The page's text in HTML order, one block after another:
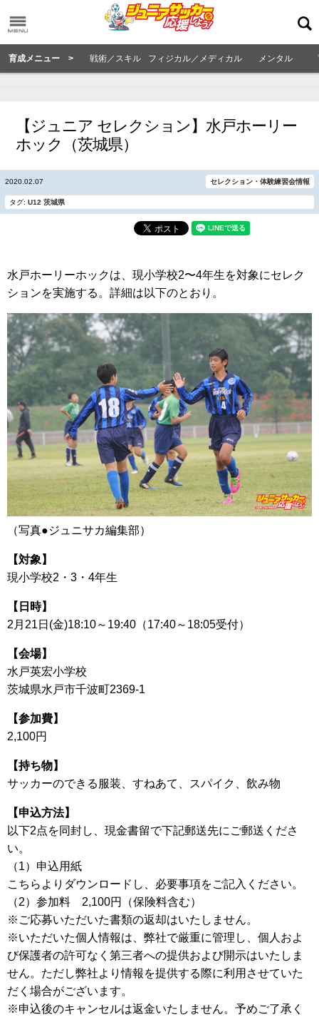
育成メニュー > 戦術／スキル フィジカル／メディカル メンタル
【ジュニア セレクション】水戸ホーリー
ホック（茨城県）
2020.02.07 セレクション・体験練習会情報
タグ: U12 茨城県
水戸ホーリーホックは、現小学校2〜4年生を対象にセレク
ションを実施する。詳細は以下のとおり。
（写真●ジュニサカ編集部）
【対象】
現小学校2・3・4年生
【日時】
2月21日(金)18:10～19:40（17:40～18:05受付）
【会場】
水戸英宏小学校
茨城県水戸市千波町2369-1
【参加費】
2,100円
【持ち物】
サッカーのできる服装、すねあて、スパイク、飲み物
【申込方法】
以下2点を同封し、現金書留で下記郵送先にご郵送くださ
い。
（1）申込用紙
こちらよりダウンロードし、必要事項をご記入ください。
（2）参加料 2,100円（保険料含む）
※ご応募いただいた書類の返却はいたしません。
※いただいた個人情報は、弊社で厳重に管理し、個人およ
び保護者の許可なく第三者への提供および開示はいたしま
せん。ただし弊社より情報を提供する際に利用させていた
だく場合がございます。
※申込後のキャンセルは返金いたしません。予めご了承く